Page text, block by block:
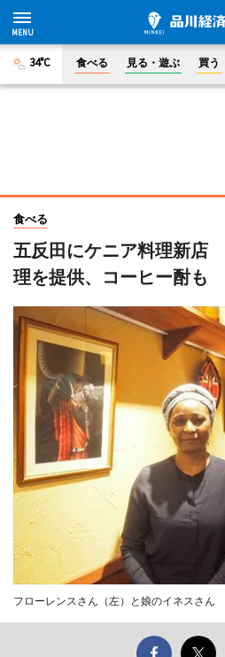
34°C 食べる 見る・遊ぶ 買う
食べる
五反田にケニア料理新店
理を提供、コーヒー酎も
フローレンスさん（左）と娘のイネスさん